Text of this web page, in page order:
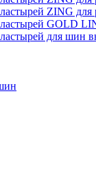
ZING
GOLD
для шин